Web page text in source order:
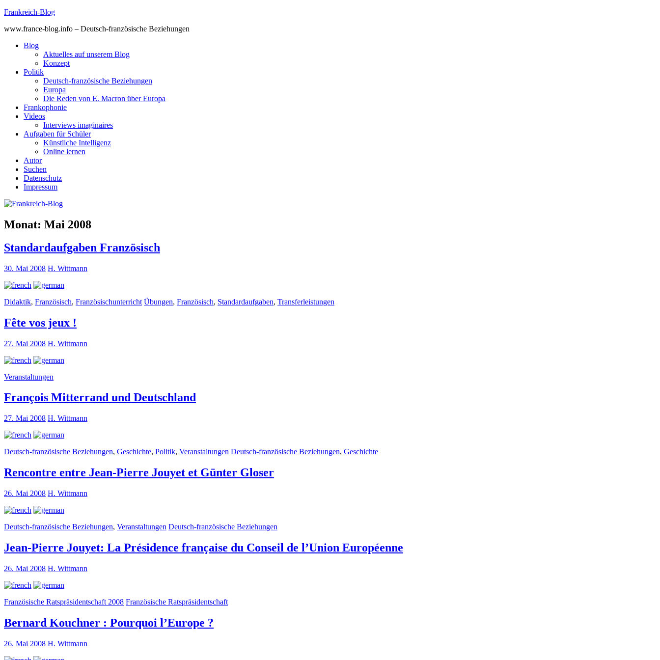
Skip
content
Frankreich-Blog
www.france-blog.info – Deutsch-französische Beziehungen
Blog
Aktuelles auf unserem Blog
Konzept
Politik
Deutsch-französische Beziehungen
Europa
Die Reden von E. Macron über Europa
Frankophonie
Videos
Interviews imaginaires
Aufgaben für Schüler
Künstliche Intelligenz
Online lernen
Autor
Suchen
Datenschutz
Impressum
Monat: Mai 2008
Standardaufgaben Französisch
30. Mai 2008 H. Wittmann
Didaktik, Französisch, Französischunterricht Übungen, Französisch, Standardaufgaben, Transferleistungen
Fête vos jeux !
27. Mai 2008 H. Wittmann
Veranstaltungen
François Mitterrand und Deutschland
27. Mai 2008 H. Wittmann
Deutsch-französische Beziehungen, Geschichte, Politik, Veranstaltungen Deutsch-französische Beziehungen, Geschichte
Rencontre entre Jean-Pierre Jouyet et Günter Gloser
26. Mai 2008 H. Wittmann
Deutsch-französische Beziehungen, Veranstaltungen Deutsch-französische Beziehungen
Jean-Pierre Jouyet: La Présidence française du Conseil de l’Union Européenne
26. Mai 2008 H. Wittmann
Französische Ratspräsidentschaft 2008 Französische Ratspräsidentschaft
Bernard Kouchner : Pourquoi l’Europe ?
26. Mai 2008 H. Wittmann